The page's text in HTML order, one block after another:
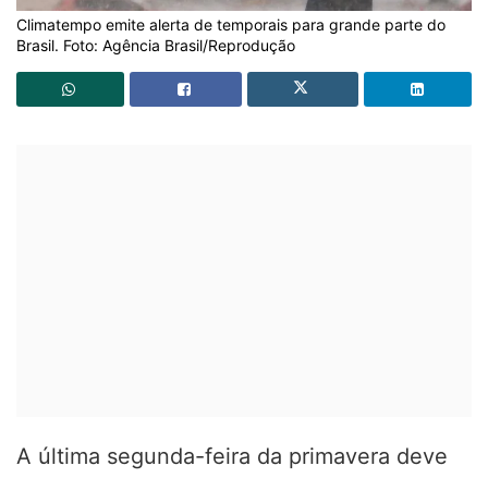
Climatempo emite alerta de temporais para grande parte do
Brasil. Foto: Agência Brasil/Reprodução
A última segunda-feira da primavera deve